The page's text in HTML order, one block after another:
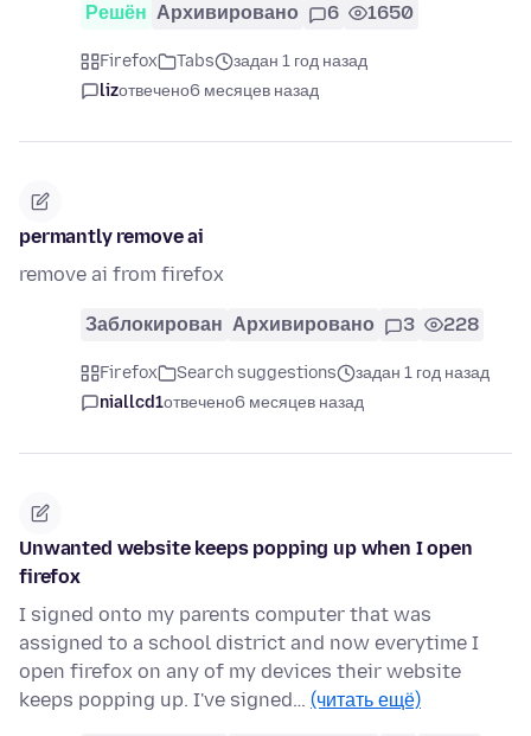
Решён Архивировано 6 1650
Firefox Tabs
задан 1 год назад
lizотвечено6 месяцев назад
permantly remove ai
remove ai from firefox
Заблокирован Архивировано 3 228
Firefox Search suggestions
задан 1 год назад
niallcd1отвечено6 месяцев назад
Unwanted website keeps popping up when I open
firefox
I signed onto my parents computer that was
assigned to a school district and now everytime I
open firefox on any of my devices their website
keeps popping up. I've signed… (читать ещё)